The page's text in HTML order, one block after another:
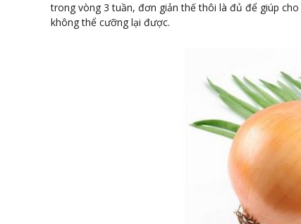
trong vòng 3 tuần, đơn giản thế thôi là đủ để giúp
không thể cưỡng lại được.